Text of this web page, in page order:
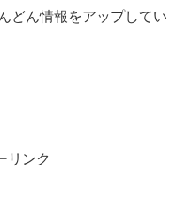
どん情報をアップしてい
リンク